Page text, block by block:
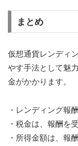
まとめ
仮想通貨レンディ
やす手法として魅
金がかかります。
・レンディング報
・税金は、報酬を
・所得金額は、報